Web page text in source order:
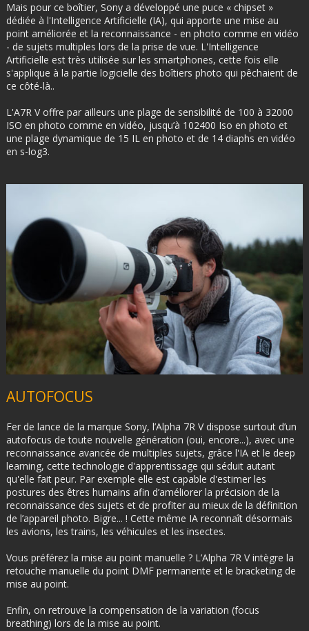
Mais pour ce boîtier, Sony a développé une puce « chipset »
dédiée à l'Intelligence Artificielle (IA), qui apporte une mise au
point améliorée et la reconnaissance - en photo comme en vidéo
- de sujets multiples lors de la prise de vue. L'Intelligence
Artificielle est très utilisée sur les smartphones, cette fois elle
s'applique à la partie logicielle des boîtiers photo qui pêchaient de
ce côté-là..
L'A7R V offre par ailleurs une plage de sensibilité de 100 à 32000
ISO en photo comme en vidéo, jusqu’à 102400 Iso en photo et
une plage dynamique de 15 IL en photo et de 14 diaphs en vidéo
en s-log3.
AUTOFOCUS
Fer de lance de la marque Sony, l’Alpha 7R V dispose surtout d’un
autofocus de toute nouvelle génération (oui, encore...), avec une
reconnaissance avancée de multiples sujets, grâce l'IA et le deep
learning, cette technologie d'apprentissage qui séduit autant
qu'elle fait peur. Par exemple elle est capable d'estimer les
postures des êtres humains afin d’améliorer la précision de la
reconnaissance des sujets et de profiter au mieux de la définition
de l’appareil photo. Bigre... ! Cette même IA reconnaît désormais
les avions, les trains, les véhicules et les insectes.
Vous préférez la mise au point manuelle ? L’Alpha 7R V intègre la
retouche manuelle du point DMF permanente et le bracketing de
mise au point.
Enfin, on retrouve la compensation de la variation (focus
breathing) lors de la mise au point.